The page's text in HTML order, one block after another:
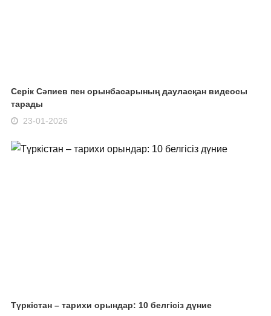
Серік Сәпиев пен орынбасарының дауласқан видеосы
тарады
23-01-2026
Түркістан – тарихи орындар: 10 белгісіз дүние